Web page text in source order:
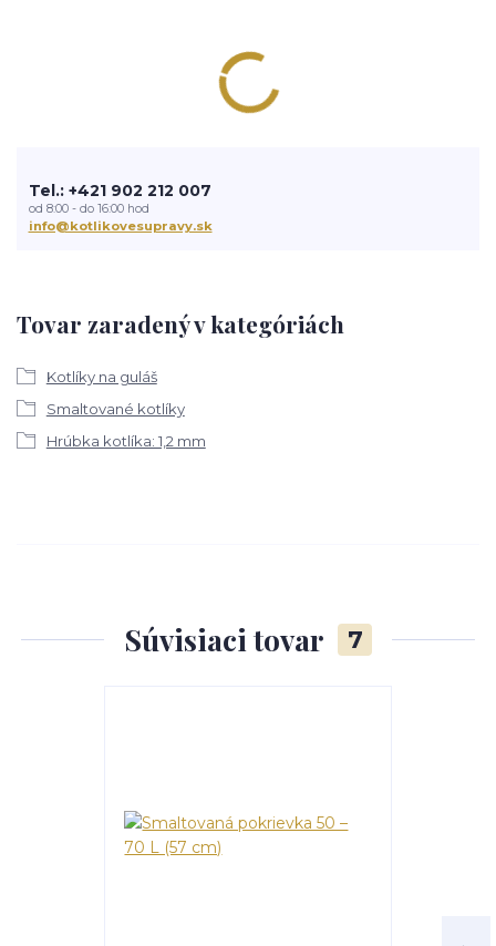
Tovar zaradený v kategóriách
Kotlíky na guláš
Smaltované kotlíky
Hrúbka kotlíka: 1,2 mm
Tel.: +421 902 212 007
od 8:00 - do 16:00 hod
info@kotlikovesupravy.sk
Súvisiaci tovar 7